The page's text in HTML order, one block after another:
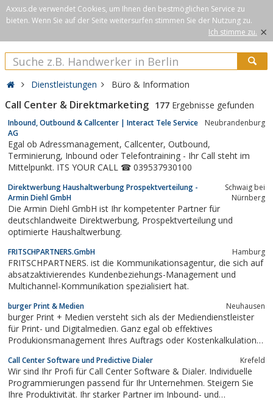
Axxus.de verwendet Cookies, um Ihnen den bestmöglichen Service zu
bieten. Wenn Sie auf der Seite weitersurfen stimmen Sie der Nutzung zu.
Ich stimme zu. ×
Dienstleistungen Büro & Information
Call Center & Direktmarketing 177 Ergebnisse gefunden
Inbound, Outbound & Callcenter | Interact Tele Service
AG
Neubrandenburg
Egal ob Adressmanagement, Callcenter, Outbound,
Terminierung, Inbound oder Telefontraining - Ihr Call steht im
Mittelpunkt. ITS YOUR CALL ☎ 039537930100
Direktwerbung Haushaltwerbung Prospektverteilung -
Armin Diehl GmbH
Schwaig bei
Nürnberg
Die Armin Diehl GmbH ist Ihr kompetenter Partner für
deutschlandweite Direktwerbung, Prospektverteilung und
optimierte Haushaltwerbung.
FRITSCHPARTNERS.GmbH Hamburg
FRITSCHPARTNERS. ist die Kommunikationsagentur, die sich auf
absatzaktivierendes Kundenbeziehungs-Management und
Multichannel-Kommunikation spezialisiert hat.
burger Print & Medien Neuhausen
burger Print + Medien versteht sich als der Mediendienstleister
für Print- und Digitalmedien. Ganz egal ob effektives
Produkionsmanagement Ihres Auftrags oder Kostenkalkulation,
uns haben Sie direkten Zugriff auf technische Experten, neueste
Produktionsmöglichkeiten,...
Call Center Software und Predictive Dialer Krefeld
Wir sind Ihr Profi für Call Center Software & Dialer. Individuelle
Programmierungen passend für Ihr Unternehmen. Steigern Sie
Ihre Produktivität. Ihr starker Partner im Inbound- und